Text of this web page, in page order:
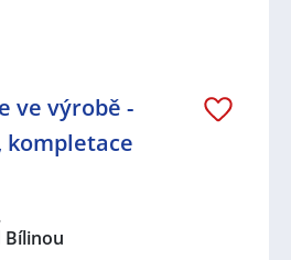
ve výrobě -
Bílinou